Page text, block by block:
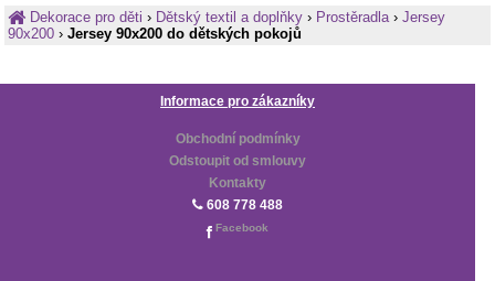
Dekorace pro děti› Dětský textil a doplňky › Prostěradla›Jersey
90x200 ›Jersey 90x200 do dětských pokojů
Informace pro zákazníky
Obchodní podmínky
Odstoupit od smlouvy
Kontakty
608 778 488
Facebook